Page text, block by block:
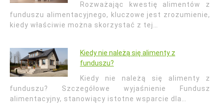
Rozważając kwestię alimentów z
funduszu alimentacyjnego, kluczowe jest zrozumienie,
kiedy właściwie można skorzystać z tej…
Kiedy nie należą się alimenty z
funduszu?
Kiedy nie należą się alimenty z
funduszu? Szczegółowe wyjaśnienie Fundusz
alimentacyjny, stanowiący istotne wsparcie dla…